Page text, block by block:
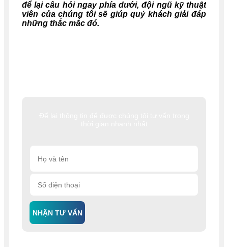
NHẬN TƯ VẤN
để lại câu hỏi ngay phía dưới, đội ngũ kỹ thuật
viên của chúng tôi sẽ giúp quý khách giải đáp
những thắc mắc đó.